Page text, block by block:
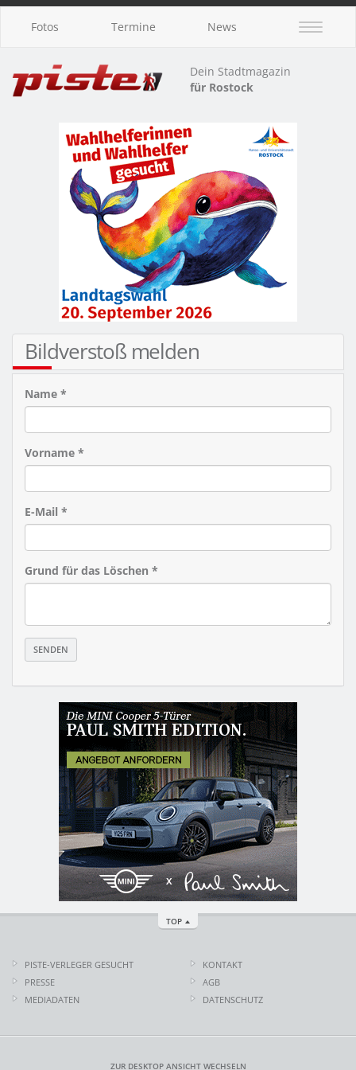
Fotos Termine News
Dein Stadtmagazin
für Rostock
Bildverstoß melden
Name *
Vorname *
E-Mail *
Grund für das Löschen *
TOP
PISTE-VERLEGER GESUCHT
PRESSE
MEDIADATEN
KONTAKT
AGB
DATENSCHUTZ
ZUR DESKTOP ANSICHT WECHSELN